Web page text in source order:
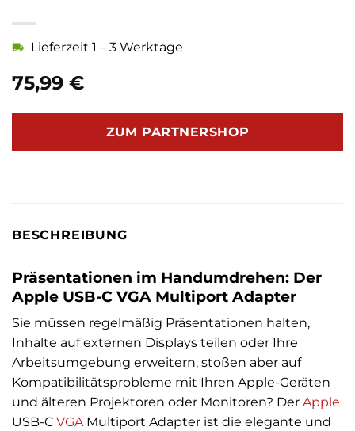
75,99 €
Lieferzeit 1 – 3 Werktage
ZUM PARTNERSHOP
BESCHREIBUNG
Präsentationen im Handumdrehen: Der
Apple USB-C VGA Multiport Adapter
Sie müssen regelmäßig Präsentationen halten,
Inhalte auf externen Displays teilen oder Ihre
Arbeitsumgebung erweitern, stoßen aber auf
Kompatibilitätsprobleme mit Ihren Apple-Geräten
und älteren Projektoren oder Monitoren? Der Apple
USB-C VGAMultiport Adapter ist die elegante und